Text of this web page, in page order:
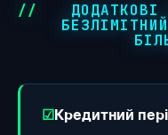
Кредитний